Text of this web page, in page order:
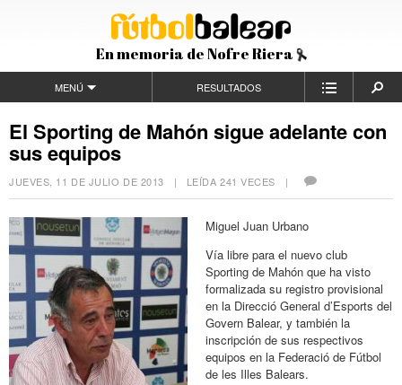
En memoria de Nofre Riera
MENÚ RESULTADOS
El Sporting de Mahón sigue adelante con
sus equipos
JUEVES, 11 DE JULIO DE 2013 | LEÍDA 241 VECES |
Miguel Juan Urbano
Vía libre para el nuevo club
Sporting de Mahón que ha visto
formalizada su registro provisional
en la Direcció General d’Esports del
Govern Balear, y también la
inscripción de sus respectivos
equipos en la Federació de Fútbol
de les Illes Balears.